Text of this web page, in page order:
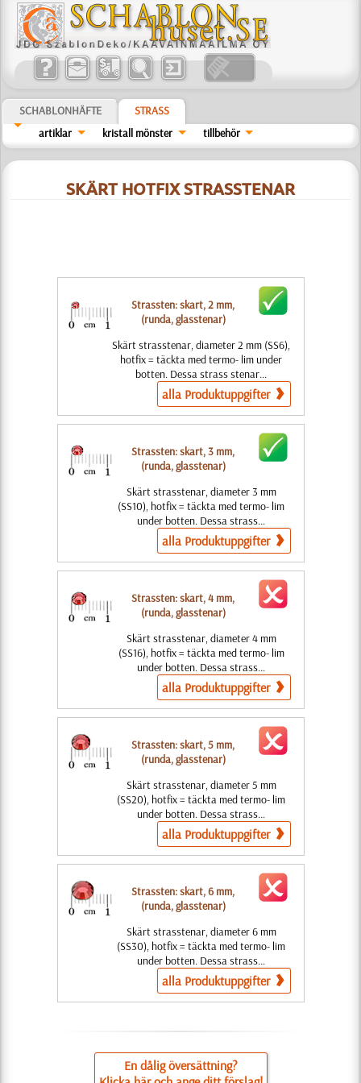
SCHABLONHÄFTE
STRASS
artiklar
kristall mönster tillbehör
SKÄRT HOTFIX STRASSTENAR
Strassten: skart, 2 mm,
(runda, glasstenar)
Skärt strasstenar, diameter 2 mm (SS6),
hotfix = täckta med termo- lim under
botten. Dessa strass stenar...
alla Produktuppgifter
Strassten: skart, 3 mm,
(runda, glasstenar)
Skärt strasstenar, diameter 3 mm
(SS10), hotfix = täckta med termo- lim
under botten. Dessa strass...
alla Produktuppgifter
Strassten: skart, 4 mm,
(runda, glasstenar)
Skärt strasstenar, diameter 4 mm
(SS16), hotfix = täckta med termo- lim
under botten. Dessa strass...
alla Produktuppgifter
Strassten: skart, 5 mm,
(runda, glasstenar)
Skärt strasstenar, diameter 5 mm
(SS20), hotfix = täckta med termo- lim
under botten. Dessa strass...
alla Produktuppgifter
Strassten: skart, 6 mm,
(runda, glasstenar)
Skärt strasstenar, diameter 6 mm
(SS30), hotfix = täckta med termo- lim
under botten. Dessa strass...
alla Produktuppgifter
En dålig översättning?